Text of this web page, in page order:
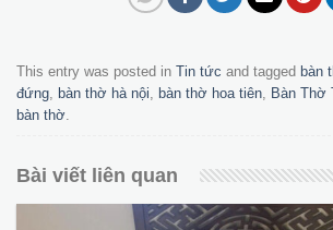
This entry was posted in Tin tức and tagged bàn
đứng, bàn thờ hà nội, bàn thờ hoa tiên, Bàn Thờ
bàn thờ.
Bài viết liên quan